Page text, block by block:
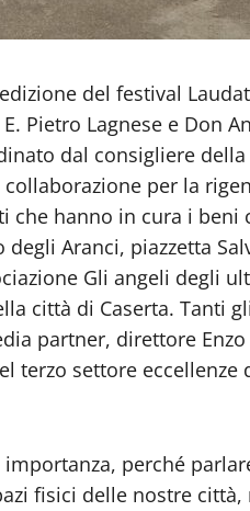
del festival
Pietro Lagnese e Don
dal consigliere
per la
che hanno in cura i
Aranci, piazzetta
Gli angeli degli
città di Caserta. Tanti
partner, direttore
terzo settore
perché
fisici delle nostre